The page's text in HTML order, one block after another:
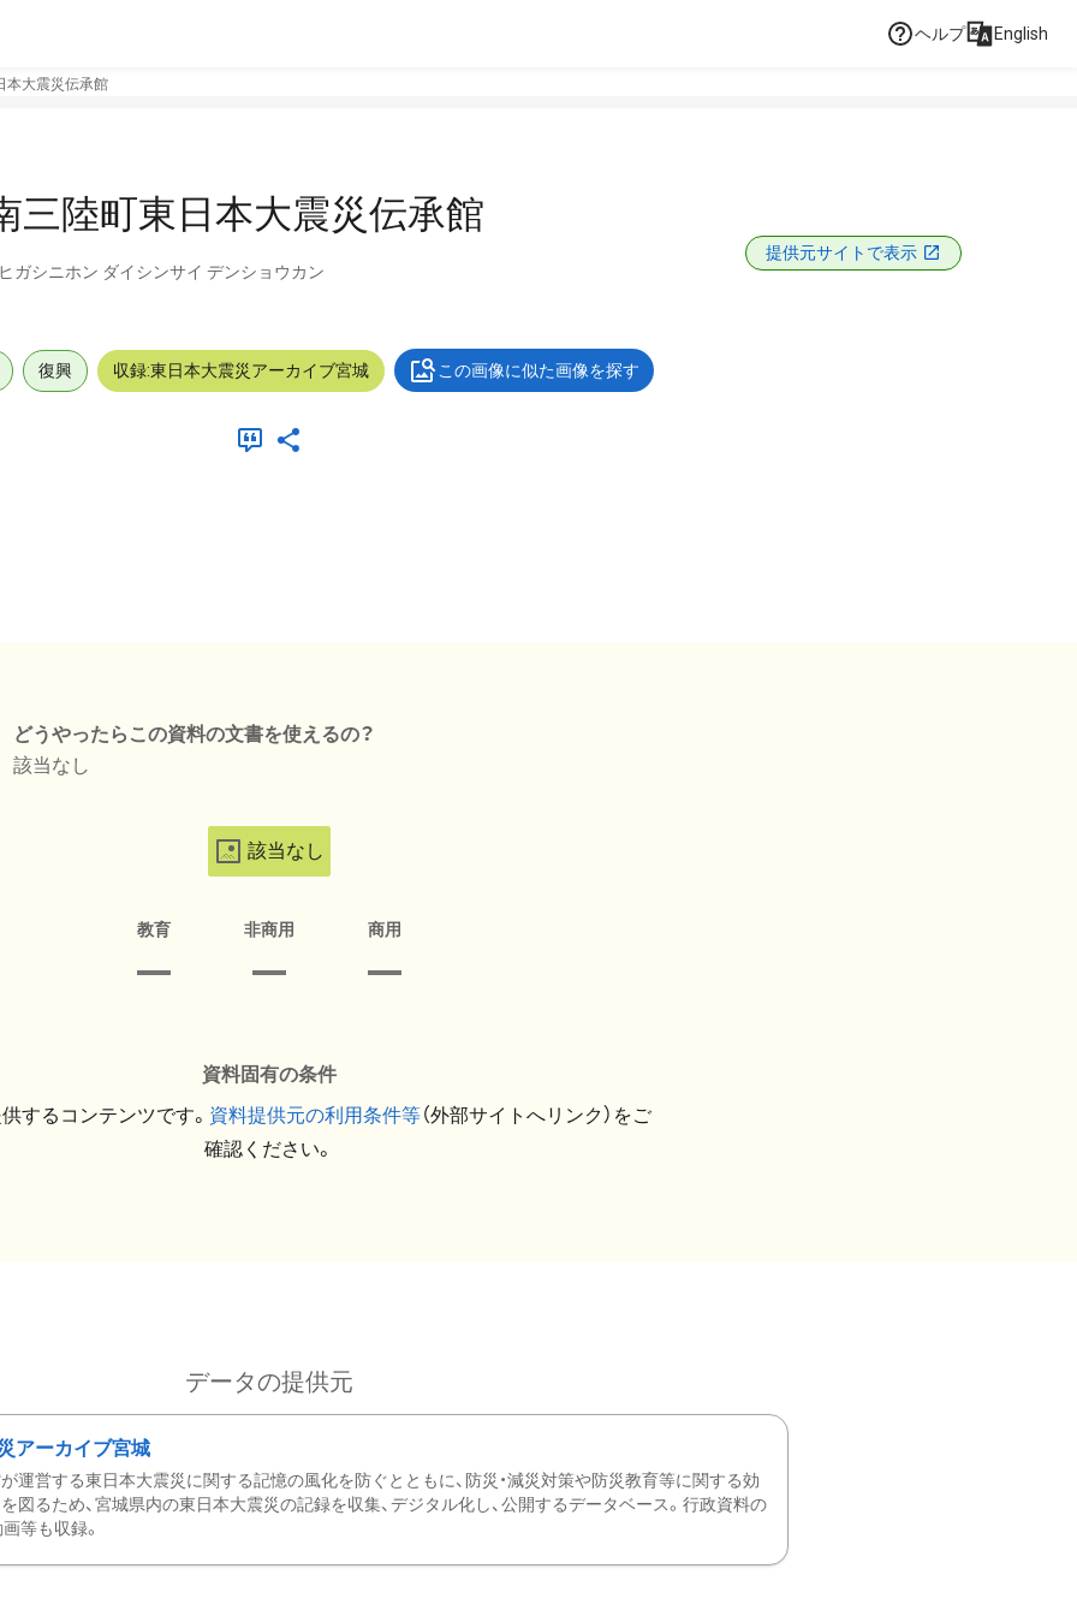
ヘルプ English
本大震災伝承館
三陸町東日本大震災伝承館
ガシニホン ダイシンサイ デンショウカン
提供元サイトで表示
復興 収録:東日本大震災アーカイブ宮城 この画像に似た画像を探す
どうやったらこの資料の文書を使えるの？
該当なし
該当なし
教育 非商用 商用
資料固有の条件
するコンテンツです。 資料提供元の利用条件等（外部サイトへリンク）をご
確認ください。
データの提供元
アーカイブ宮城
運営する東日本大震災に関する記憶の風化を防ぐとともに、防災・減災対策や防災教育等に関する効
図るため、宮城県内の東日本大震災の記録を収集、デジタル化し、公開するデータベース。行政資料の
等も収録。